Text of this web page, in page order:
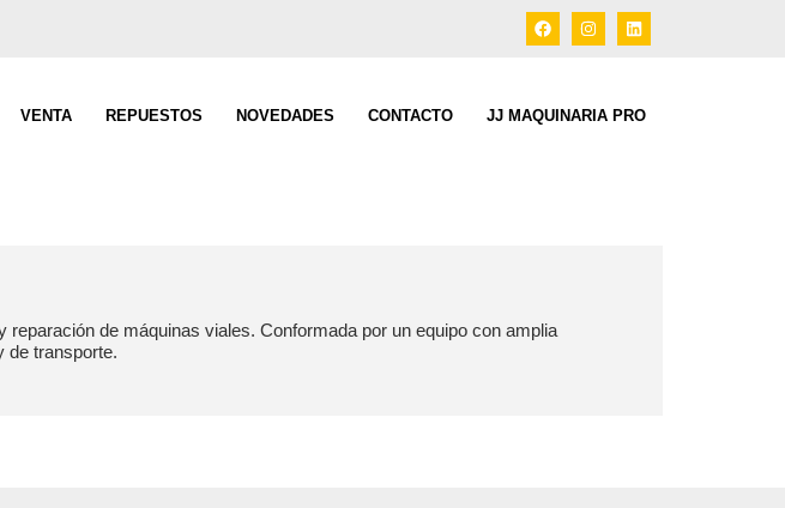
VENTA REPUESTOS NOVEDADES CONTACTO JJ MAQUINARIA PRO
de máquinas viales. Conformada por un equipo con amplia
de transporte.